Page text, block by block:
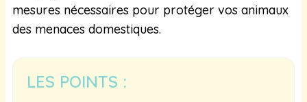
mesures nécessaires pour protéger vos animaux
des menaces domestiques.
LES POINTS :